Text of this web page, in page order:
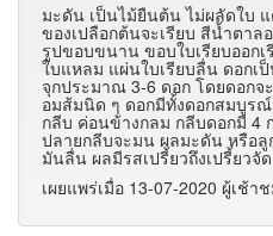
มะดัน เป็นไม้ยืนต้น ไม่ผลัดใบ
ของเปลือกต้นจะเรียบ สีน้ำตาล
รูปขอบขนาน ขอบใบเรียบออก
ใบแหลม แผ่นใบเรียบลื่น ดอกเ
จุกประมาณ 3-6 ดอก โดยดอกจ
อมส้มนิด ๆ ดอกมีทั้งดอกสมบูรณ์
กลีบ ค่อนข้างกลม กลีบดอกมี 4
ปลายกลีบจะมน ผลมะดัน หรือลู
มันลื่น ผลมีรสเปรี้ยวถึงเปรี้ยวจัด
เผยแพร่เมื่อ 13-07-2020 ผู้เช้า